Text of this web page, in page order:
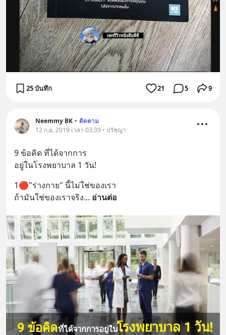
25 บันทึก 21 5 9
Neemmy BK • ติดตาม
12 ก.ย. 2019 เวลา 03:39 • ปรัชญา
9 ข้อคิด ที่ได้จากการ
อยู่ในโรงพยาบาล 1 วัน!
1🔴"ร่างกาย" นี้ไม่ใช่ของเรา
ถ้ามันใช่ของเราจริง... อ่านต่อ